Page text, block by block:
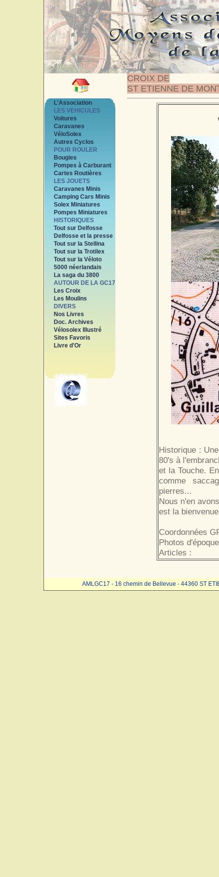
CROIX DE
ST ETIENNE DE
L'Association
LES VEHICULES
Voitures
Caravanes
VéloSolex
Autres Cyclos
POUR ROULER
Bougies
Pompes à Carburant
Cartes Routières
LES JOUETS
Caravanes Minis
Camping Cars Minis
Solex Miniatures
Pompes Miniatures
HISTORIQUES
Tout sur Delfosse
Delfosse et la presse
Tout sur la Stellina
Tout sur la Trotilex
Tout sur la Véloto
5000 néerlandais
La saga du 3800
AUTOUR DE LA GC17
Les Croix
Les Moulins
DIVERS
Nos Livres
Doc. Archives
Vélosolex Illustré
Sites Favoris
Livre d'Or
Historique :
80's à
et la Touche.
comme
pierres...
Nous n'en
est la
Coordonnées
Photos
Articles :
AMLGC17 - 16 chemin de Bellevue - 44360 ST